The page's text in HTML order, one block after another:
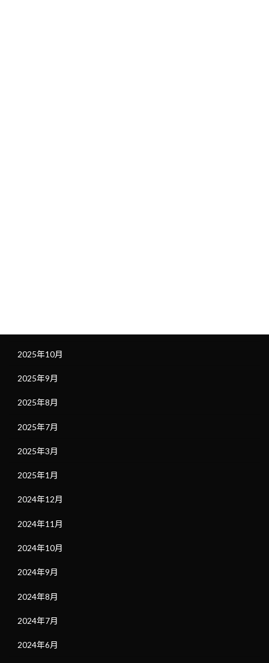
2025年10月
2025年9月
2025年8月
2025年7月
2025年3月
2025年1月
2024年12月
2024年11月
2024年10月
2024年9月
2024年8月
2024年7月
2024年6月